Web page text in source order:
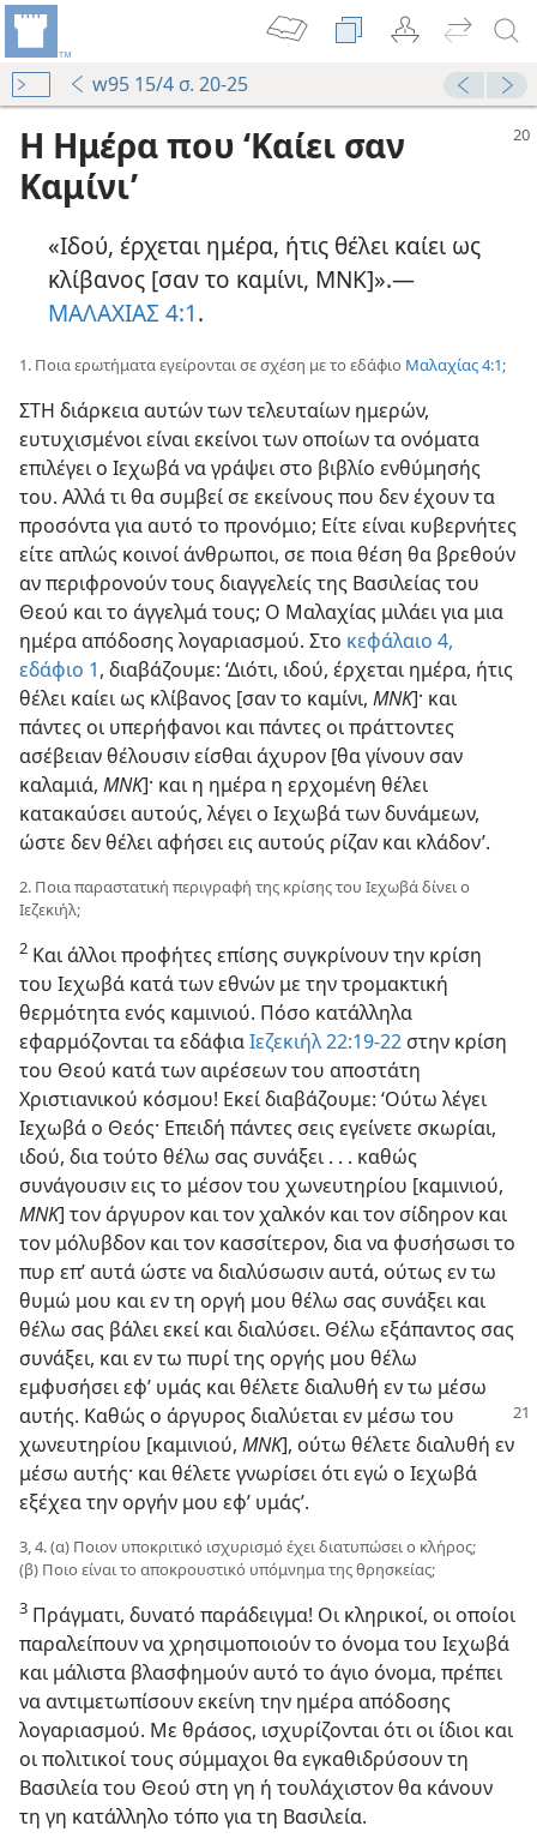
w95 15/4 σ. 20-25
Η Ημέρα που ‘Καίει σαν
Καμίνι’
«Ιδού, έρχεται ημέρα, ήτις θέλει καίει ως
κλίβανος [σαν το καμίνι, ΜΝΚ]».—
ΜΑΛΑΧΙΑΣ 4:1.
1. Ποια ερωτήματα εγείρονται σε σχέση με το εδάφιο Μαλαχίας 4:1;
ΣΤΗ διάρκεια αυτών των τελευταίων ημερών,
ευτυχισμένοι είναι εκείνοι των οποίων τα ονόματα
επιλέγει ο Ιεχωβά να γράψει στο βιβλίο ενθύμησής
του. Αλλά τι θα συμβεί σε εκείνους που δεν έχουν τα
προσόντα για αυτό το προνόμιο; Είτε είναι κυβερνήτες
είτε απλώς κοινοί άνθρωποι, σε ποια θέση θα βρεθούν
αν περιφρονούν τους διαγγελείς της Βασιλείας του
Θεού και το άγγελμά τους; Ο Μαλαχίας μιλάει για μια
ημέρα απόδοσης λογαριασμού. Στο κεφάλαιο 4,
εδάφιο 1, διαβάζουμε: ‘Διότι, ιδού, έρχεται ημέρα, ήτις
θέλει καίει ως κλίβανος [σαν το καμίνι, ΜΝΚ]· και
πάντες οι υπερήφανοι και πάντες οι πράττοντες
ασέβειαν θέλουσιν είσθαι άχυρον [θα γίνουν σαν
καλαμιά, ΜΝΚ]· και η ημέρα η ερχομένη θέλει
κατακαύσει αυτούς, λέγει ο Ιεχωβά των δυνάμεων,
ώστε δεν θέλει αφήσει εις αυτούς ρίζαν και κλάδον’.
2. Ποια παραστατική περιγραφή της κρίσης του Ιεχωβά δίνει ο
Ιεζεκιήλ;
2 Και άλλοι προφήτες επίσης συγκρίνουν την κρίση
του Ιεχωβά κατά των εθνών με την τρομακτική
θερμότητα ενός καμινιού. Πόσο κατάλληλα
εφαρμόζονται τα εδάφιαΙεζεκιήλ 22:19-22 στην κρίση
του Θεού κατά των αιρέσεων του αποστάτη
Χριστιανικού κόσμου! Εκεί διαβάζουμε: ‘Ούτω λέγει
Ιεχωβά ο Θεός· Επειδή πάντες σεις εγείνετε σκωρίαι,
ιδού, δια τούτο θέλω σας συνάξει . . . καθώς
συνάγουσιν εις το μέσον του χωνευτηρίου [καμινιού,
ΜΝΚ] τον άργυρον και τον χαλκόν και τον σίδηρον και
τον μόλυβδον και τον κασσίτερον, δια να φυσήσωσι το
πυρ επ’ αυτά ώστε να διαλύσωσιν αυτά, ούτως εν τω
θυμώ μου και εν τη οργή μου θέλω σας συνάξει και
θέλω σας βάλει εκεί και διαλύσει. Θέλω εξάπαντος σας
συνάξει, και εν τω πυρί της οργής μου θέλω
εμφυσήσει εφ’ υμάς και θέλετε διαλυθή εν τω μέσω
αυτής. Καθώς ο άργυρος διαλύεται εν μέσω του
χωνευτηρίου [καμινιού, ΜΝΚ], ούτω θέλετε διαλυθή εν
μέσω αυτής· και θέλετε γνωρίσει ότι εγώ ο Ιεχωβά
εξέχεα την οργήν μου εφ’ υμάς’.
3, 4. (α) Ποιον υποκριτικό ισχυρισμό έχει διατυπώσει ο κλήρος;
(β) Ποιο είναι το αποκρουστικό υπόμνημα της θρησκείας;
3 Πράγματι, δυνατό παράδειγμα! Οι κληρικοί, οι οποίοι
παραλείπουν να χρησιμοποιούν το όνομα του Ιεχωβά
και μάλιστα βλασφημούν αυτό το άγιο όνομα, πρέπει
να αντιμετωπίσουν εκείνη την ημέρα απόδοσης
λογαριασμού. Με θράσος, ισχυρίζονται ότι οι ίδιοι και
οι πολιτικοί τους σύμμαχοι θα εγκαθιδρύσουν τη
Βασιλεία του Θεού στη γη ή τουλάχιστον θα κάνουν
τη γη κατάλληλο τόπο για τη Βασιλεία.